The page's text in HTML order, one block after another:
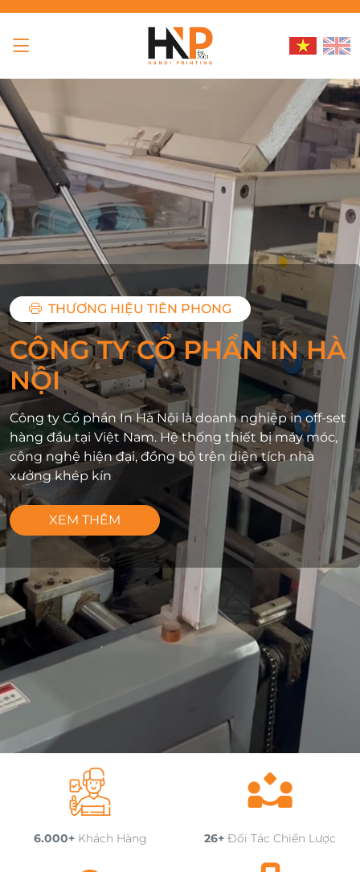
THƯƠNG HIỆU TIÊN PHONG
CÔNG TY CỔ PHẦN IN HÀ
NỘI
Công ty Cổ phần In Hà Nội là doanh nghiệp in off-set
hàng đầu tại Việt Nam. Hệ thống thiết bị máy móc,
công nghệ hiện đại, đồng bộ trên diện tích nhà
xưởng khép kín
XEM THÊM
6.000+ Khách Hàng 26+ Đối Tác Chiến Lược